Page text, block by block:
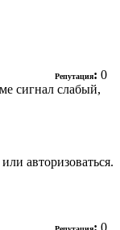
Репутация: 0
сигнал слабый,
авторизоваться.
: 0